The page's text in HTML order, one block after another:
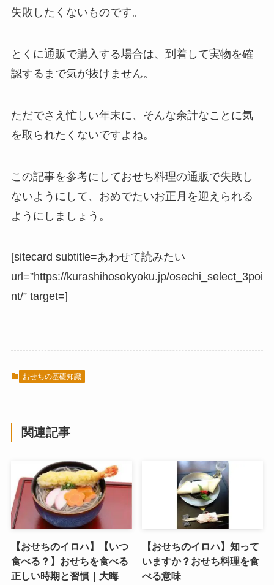
失敗したくないものです。
とくに通販で購入する場合は、到着して実物を確
認するまで気が抜けません。
ただでさえ忙しい年末に、そんな余計なことに気
を取られたくないですよね。
この記事を参考にしておせち料理の通販で失敗し
ないようにして、おめでたいお正月を迎えられる
ようにしましょう。
[sitecard subtitle=あわせて読みたい
url=”https://kurashihosokyoku.jp/osechi_select_3poi
nt/” target=]
おせちの基礎知識
関連記事
【おせちのイロハ】【いつ
食べる？】おせちを食べる
正しい時期と習慣｜大晦
【おせちのイロハ】知って
いますか？おせち料理を食
べる意味